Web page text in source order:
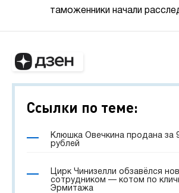
таможенники начали
Ссылки по теме:
Клюшка Овечкина продана за
рублей
Цирк Чинизелли обзавёлся
сотрудником — котом по
Эрмитажа